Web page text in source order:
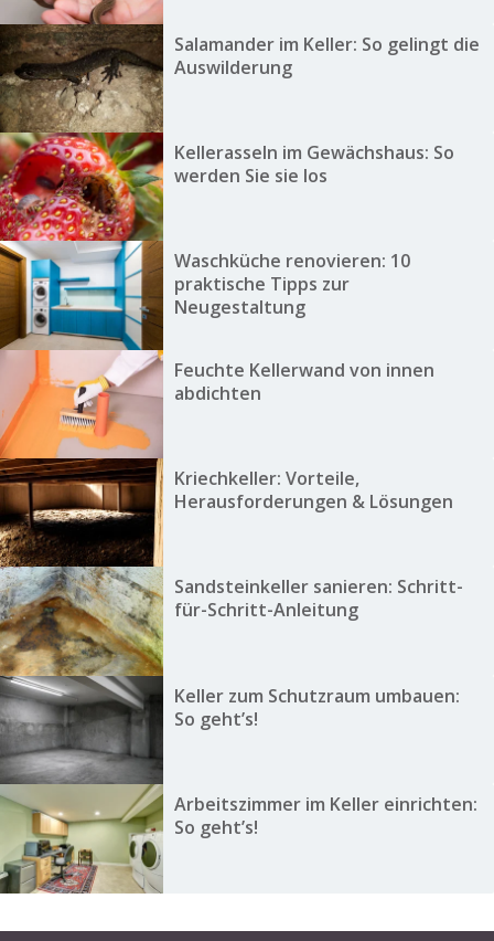
Salamander im Keller: So gelingt die
Auswilderung
Kellerasseln im Gewächshaus: So
werden Sie sie los
Waschküche renovieren: 10
praktische Tipps zur
Neugestaltung
Feuchte Kellerwand von innen
abdichten
Kriechkeller: Vorteile,
Herausforderungen & Lösungen
Sandsteinkeller sanieren: Schritt-
für-Schritt-Anleitung
Keller zum Schutzraum umbauen:
So geht’s!
Arbeitszimmer im Keller einrichten:
So geht’s!